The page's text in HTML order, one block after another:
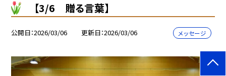
【3/6 贈る言葉】
公開日 2026/03/06 更新日 2026/03/06 メッセージ